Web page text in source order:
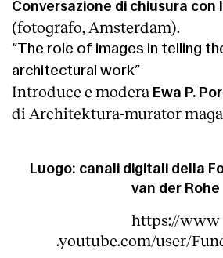
Conversazione di chiusura con
(fotografo, Amsterdam).
“The role of images in telling
architectural work”
Introduce e modera Ewa P.
di Architektura-murator
Luogo: canali digitali della
van der Rohe
https://www
.youtube.com/user/